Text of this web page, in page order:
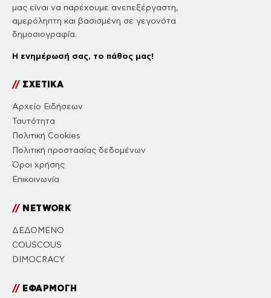
μας είναι να παρέχουμε ανεπεξέργαστη,
αμερόληπτη και βασισμένη σε γεγονότα
δημοσιογραφία.
Η ενημέρωσή σας, το πάθος μας!
//ΣΧΕΤΙΚΑ
Αρχείο Ειδήσεων
Ταυτότητα
Πολιτική Cookies
Πολιτική προστασίας δεδομένων
Όροι χρήσης
Επικοινωνία
//NETWORK
ΔΕΔΟΜΕΝΟ
COUSCOUS
DIMOCRACY
//ΕΦΑΡΜΟΓΗ